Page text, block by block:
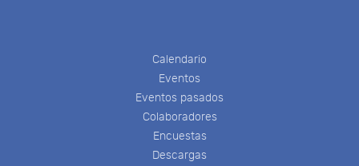
Calendario
Eventos
Eventos pasados
Colaboradores
Encuestas
Descargas